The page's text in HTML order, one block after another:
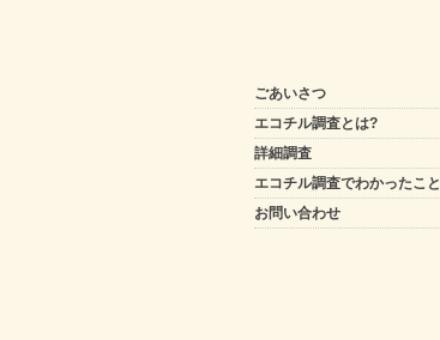
ごあいさつ
エコチル調査とは?
詳細調査
エコチル調査でわかったこと
お問い合わせ